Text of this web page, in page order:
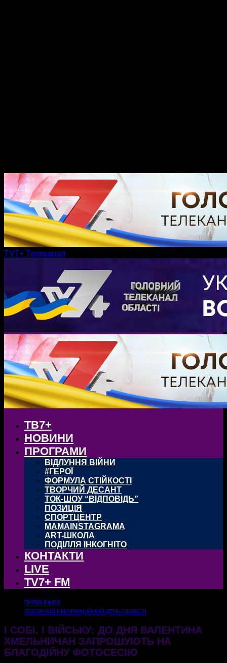
TV7+ Телеканал
ТВ7+
НОВИНИ
ПРОГРАМИ
ВІДЛУННЯ ВІЙНИ
#ГЕРОЇ
ФОРМУЛА СТІЙКОСТІ
ТВОРЧИЙ ДЕСАНТ
ТОК-ШОУ “ВІДПОВІДЬ”
ПОЗИЦІЯ
СПОРТЦЕНТР
MAMAINSTAGRAMA
ART-ШКОЛА
ПОДІЛЛЯ ІНКОГНІТО
КОНТАКТИ
LIVE
TV7+ FM
ПРЯМІ ЕФІРИ
ГОЛОВНИЙ ІНФОРМАЦІЙНИЙ ДЕНЬ ОБЛАСТІ
І СОБІ, І ВІЙСЬКУ: ДО ДНЯ ВАЛЕНТИНА
ХМЕЛЬНИЧАН ЗАПРОШУЮТЬ НА
БЛАГОДІЙНУ ФОТОСЕСІЮ